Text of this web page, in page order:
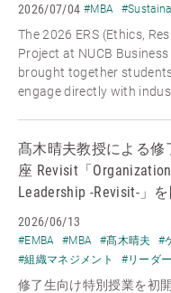
2026/07/04 #MBA
The 2026 ERS (Ethics,
Project at NUCB
brought together
engage directly with
髙木晴夫教授による修
座 Revisit「
Leadership -Revisit-」
2026/06/13
#EMBA #MBA #髙木晴夫
#
#組織マネジメント
#リーダ
修了生向け特別授業を初